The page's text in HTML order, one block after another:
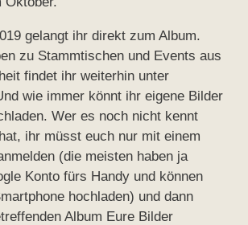
gelangt ihr direkt zum Album.
zu Stammtischen und Events aus
findet ihr weiterhin unter
wie immer könnt ihr eigene Bilder
Wer es noch nicht kennt
ihr müsst euch nur mit einem
(die meisten haben ja
Konto fürs Handy und können
hochladen) und dann
Album Eure Bilder